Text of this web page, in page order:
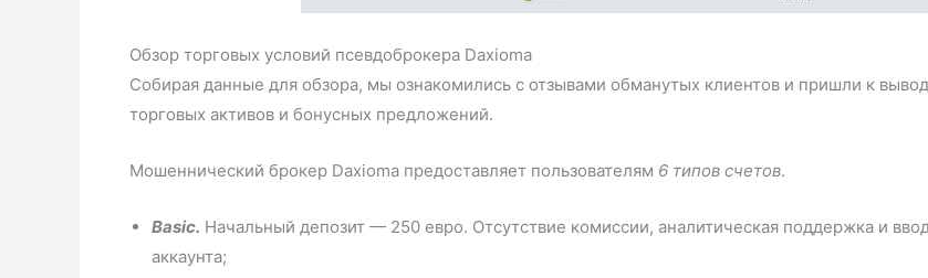
Обзор торговых условий псевдоброкера Daxioma
Собирая данные для обзора, мы ознакомились с отзывами обманутых клиентов и пришли к
торговых активов и бонусных предложений.
Мошеннический брокер Daxioma предоставляет пользователям 6 типов счетов.
Basic. Начальный депозит — 250 евро. Отсутствие комиссии, аналитическая поддержка и
аккаунта;